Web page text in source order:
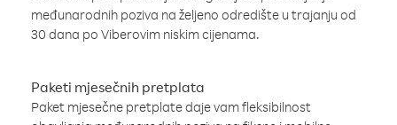
međunarodnih poziva na željeno odredište u trajanju od
30 dana po Viberovim niskim cijenama.
Paketi mjesečnih pretplata
Paket mjesečne pretplate daje vam fleksibilnost